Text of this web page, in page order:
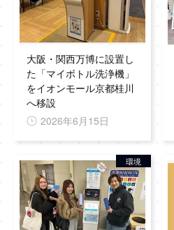
大阪・関西万博に設置し
た「マイボトル洗浄機」
をイオンモール京都桂川
へ移設
2026年6月15日
環境